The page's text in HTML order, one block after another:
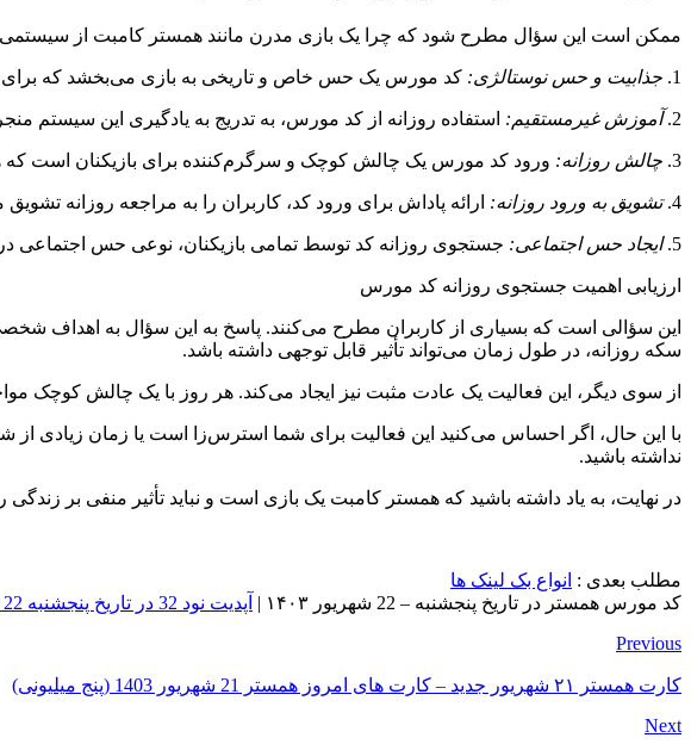
ممکن است این سؤال مطرح شود که چرا یک بازی مدرن مانند همستر کامبت از سیستمی
1. جذابیت و حس نوستالژی: کد مورس یک حس خاص و تاریخی به بازی می‌بخشد که برای
2. آموزش غیرمستقیم: استفاده روزانه از کد مورس، به تدریج به یادگیری این
3. چالش روزانه: ورود کد مورس یک چالش کوچک و سرگرم‌کننده برای بازیکنان است که
4. تشویق به ورود روزانه: ارائه پاداش برای ورود کد، کاربران را به مراجعه روزانه
5. ایجاد حس اجتماعی: جستجوی روزانه کد توسط تمامی بازیکنان، نوعی حس اجتماعی در
ارزیابی اهمیت جستجوی روزانه کد مورس
این سؤالی است که بسیاری از کاربران مطرح می‌کنند. پاسخ به این سؤال به اهداف
سکه روزانه، در طول زمان می‌تواند تأثیر قابل توجهی داشته باشد.
از سوی دیگر، این فعالیت یک عادت مثبت نیز ایجاد می‌کند. هر روز با یک چالش کوچک
با این حال، اگر احساس می‌کنید این فعالیت برای شما استرس‌زا است یا زمان زیادی از
نداشته باشید.
در نهایت، به یاد داشته باشید که همستر کامبت یک بازی است و نباید تأثیر منفی بر
مطلب بعدی : انواع بک لینک ها
کد مورس همستر در تاریخ پنجشنبه – 22 شهریور ۱۴۰۳ |
آپدیت نود 32 در تاریخ پنجشنبه 22 شهریور ۱۴۰۳
Previous
کارت همستر ۲۱ شهریور جدید – کارت های امروز همستر 21 شهریور 1403 (پنج میلیونی)
Next